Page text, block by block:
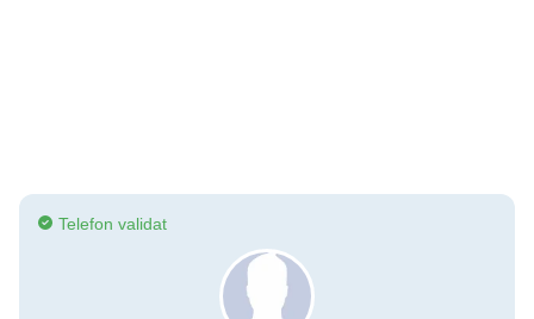
Telefon validat